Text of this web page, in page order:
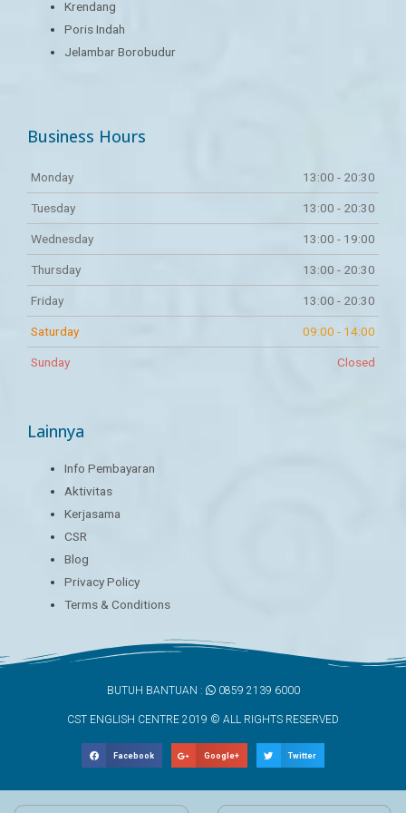
Krendang
Poris Indah
Jelambar Borobudur
Business Hours
Monday 13:00 - 20:30
Tuesday 13:00 - 20:30
Wednesday 13:00 - 19:00
Thursday 13:00 - 20:30
Friday 13:00 - 20:30
Saturday 09:00 - 14:00
Sunday Closed
Lainnya
Info Pembayaran
Aktivitas
Kerjasama
CSR
Blog
Privacy Policy
Terms & Conditions
BUTUH BANTUAN : 0859 2139 6000
CST ENGLISH CENTRE 2019 © ALL RIGHTS RESERVED
Facebook Google+ Twitter